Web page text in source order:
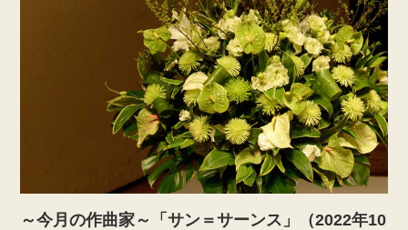
はアシュトン家当主エンリーコが領主を務めている。レー
ヴェンスウッド城はかつてレーヴェンスウッド家の居城で
あったが、対立するアシュトン家との抗争に敗れ、城主は
エンリーコにより殺され、現在はアシュトン家の居城とな
っていた。城主であった父を殺されたエドガルドは、彼に
～今月の作曲家～「サン＝サーンス」（2022年10